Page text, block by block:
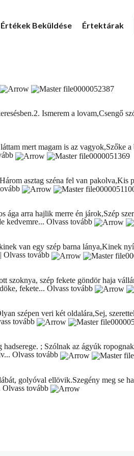
Értékek Beküldése Értektárak
Ismerem a lovam,Csengő
mert magam is az vagyok,Szőke
asztag széna fel van
arra hajlik merre én járok,Szép
kedvemre... Olvass tovább
van egy szép barna lánya,Kinek
Olvass tovább
szoknya, szép fekete göndör haja
fekete... Olvass tovább
szépen veri két oldalára,Sej,
tovább
; Szólnak az ágyúk
Olvass tovább
golyóval ellövik.Szegény meg se
Olvass tovább